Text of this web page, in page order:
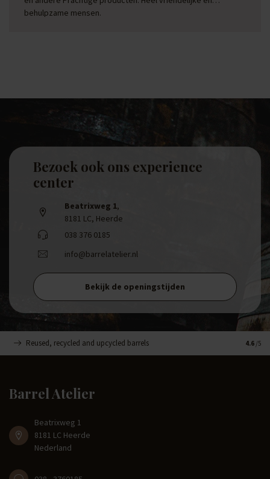
behulpzame mensen.
Bezoek ook ons experience
center
Beatrixweg 1,
8181 LC, Heerde
038 376 0185
info@barrelatelier.nl
Bekijk de openingstijden
Reused, recycled and upcycled barrels 4.6 /5
Barrel Atelier
Beatrixweg 1
8181 LC Heerde
Nederland